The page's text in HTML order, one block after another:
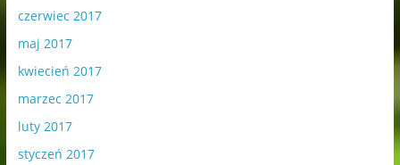
czerwiec 2017
maj 2017
kwiecień 2017
marzec 2017
luty 2017
styczeń 2017